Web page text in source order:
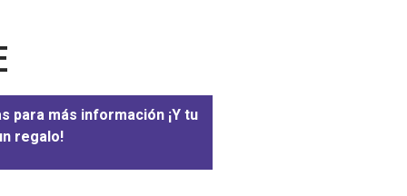
para más información ¡Y tu
regalo!